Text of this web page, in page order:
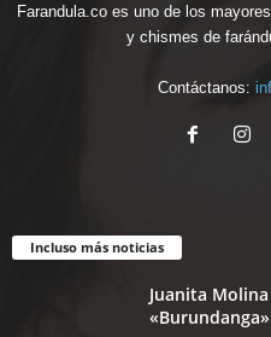
Farandula.co es uno de los
y chismes de
Contáctanos:
Incluso más noticias
Juanita